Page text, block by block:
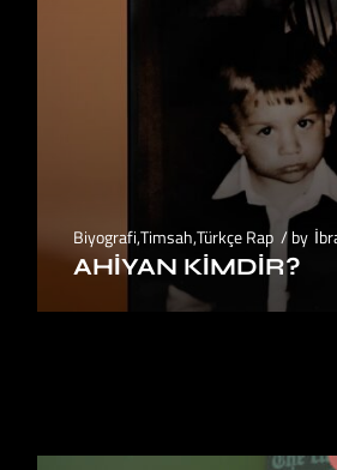
Biyografi,Timsah,Türkçe Rap by
AHIYAN KIMDIR?